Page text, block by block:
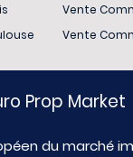
Vente
Vente
Prop Market
du marché